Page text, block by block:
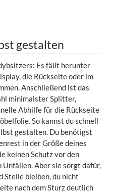
gestalten
Es fällt herunter
die Rückseite oder im
Anschließend ist das
minimalster Splitter,
Abhilfe für die Rückseite
So kannst du schnell
gestalten. Du benötigst
in der Größe deines
keinen Schutz vor den
Unfällen. Aber sie sorgt dafür,
Stelle bleiben, du nicht
nach dem Sturz deutlich